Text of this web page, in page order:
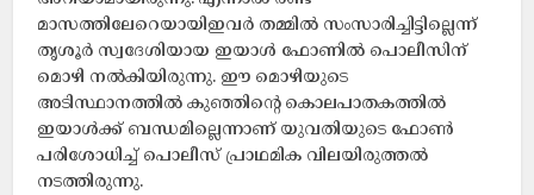
മാസത്തിലേറെയായിഇവർ തമ്മിൽ സംസാരിച്ചിട്ടില്ലെന്ന്
തൃശൂർ സ്വദേശിയായ ഇയാൾ ഫോണിൽ പൊലീസിന്
മൊഴി നൽകിയിരുന്നു. ഈ മൊഴിയുടെ
അടിസ്ഥാനത്തിൽ കുഞ്ഞിന്റെ കൊലപാതകത്തിൽ
ഇയാൾക്ക് ബന്ധമില്ലെന്നാണ് യുവതിയുടെ ഫോൺ
പരിശോധിച്ച് പൊലീസ് പ്രാഥമിക വിലയിരുത്തൽ
നടത്തിരുന്നു.